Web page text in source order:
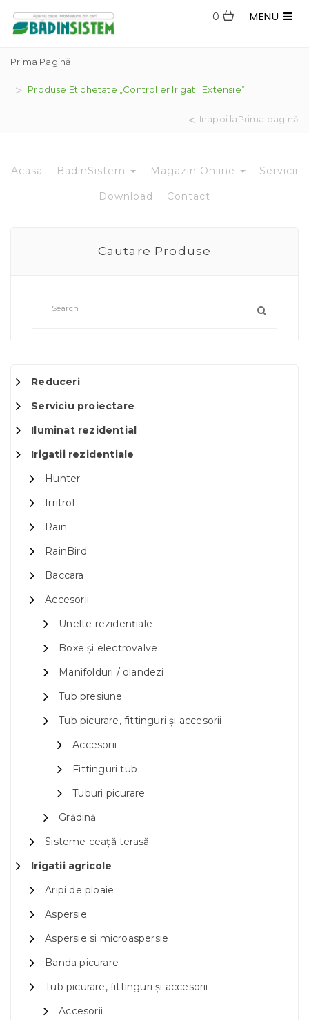
MENU
0
Prima Pagină
Produse Etichetate „controller Irigatii Extensie”
Inapoi laPrima pagină
Acasa BadinSistem Magazin Online Servicii
Download Contact
Cautare Produse
Reduceri
Serviciu proiectare
Iluminat rezidential
Irigatii rezidentiale
Hunter
Irritrol
Rain
RainBird
Baccara
Accesorii
Unelte rezidențiale
Boxe și electrovalve
Manifolduri / olandezi
Tub presiune
Tub picurare, fittinguri și accesorii
Accesorii
Fittinguri tub
Tuburi picurare
Grădină
Sisteme ceață terasă
Irigatii agricole
Aripi de ploaie
Aspersie
Aspersie si microaspersie
Banda picurare
Tub picurare, fittinguri și accesorii
Accesorii